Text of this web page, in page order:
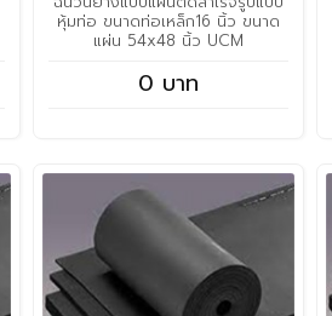
หุ้มท่อ ขนาดท่อเหล็ก16 นิ้ว ขนาด
แผ่น 54x48 นิ้ว UCM
0 บาท